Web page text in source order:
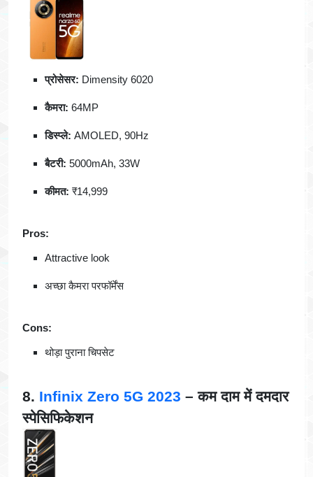
प्रोसेसर: Dimensity 6020
कैमरा: 64MP
डिस्प्ले: AMOLED, 90Hz
बैटरी: 5000mAh, 33W
कीमत: ₹14,999
Pros:
Attractive look
अच्छा कैमरा परफॉर्मेंस
Cons:
थोड़ा पुराना चिपसेट
8. Infinix Zero 5G 2023 – कम दाम में दमदार
स्पेसिफिकेशन